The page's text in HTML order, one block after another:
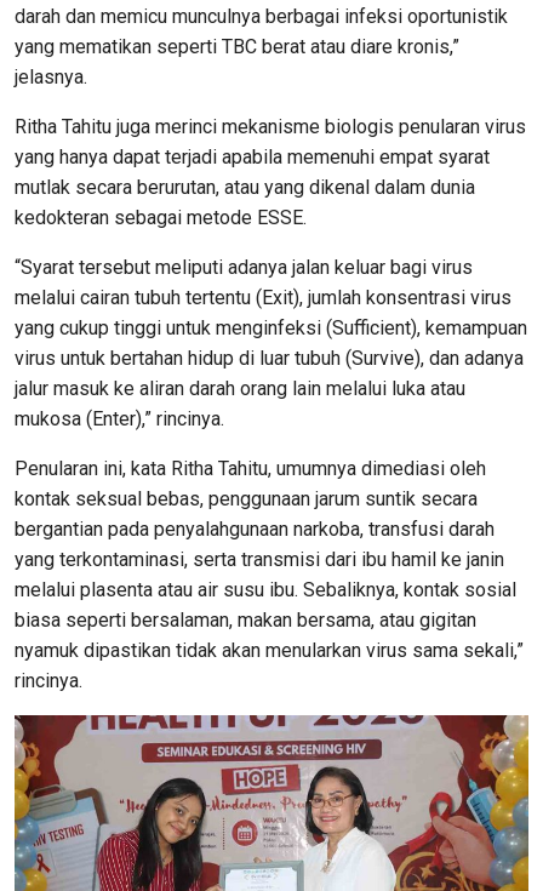
darah dan memicu munculnya berbagai infeksi oportunistik
yang mematikan seperti TBC berat atau diare kronis,”
jelasnya.
Ritha Tahitu juga merinci mekanisme biologis penularan virus
yang hanya dapat terjadi apabila memenuhi empat syarat
mutlak secara berurutan, atau yang dikenal dalam dunia
kedokteran sebagai metode ESSE.
“Syarat tersebut meliputi adanya jalan keluar bagi virus
melalui cairan tubuh tertentu (Exit), jumlah konsentrasi virus
yang cukup tinggi untuk menginfeksi (Sufficient), kemampuan
virus untuk bertahan hidup di luar tubuh (Survive), dan adanya
jalur masuk ke aliran darah orang lain melalui luka atau
mukosa (Enter),” rincinya.
Penularan ini, kata Ritha Tahitu, umumnya dimediasi oleh
kontak seksual bebas, penggunaan jarum suntik secara
bergantian pada penyalahgunaan narkoba, transfusi darah
yang terkontaminasi, serta transmisi dari ibu hamil ke janin
melalui plasenta atau air susu ibu. Sebaliknya, kontak sosial
biasa seperti bersalaman, makan bersama, atau gigitan
nyamuk dipastikan tidak akan menularkan virus sama sekali,”
rincinya.